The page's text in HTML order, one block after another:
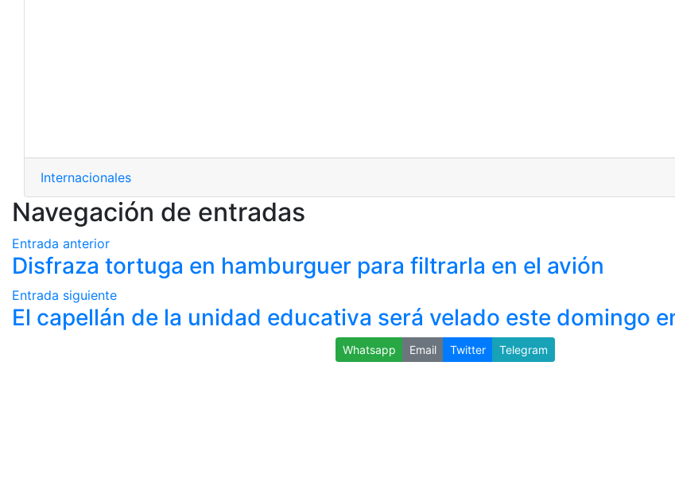
Internacionales
Navegación de entradas
Entrada anterior
Disfraza tortuga en hamburguer para filtrarla en el avión
Entrada siguiente
El capellán de la unidad educativa será velado este domingo
Whatsapp Email Twitter Telegram